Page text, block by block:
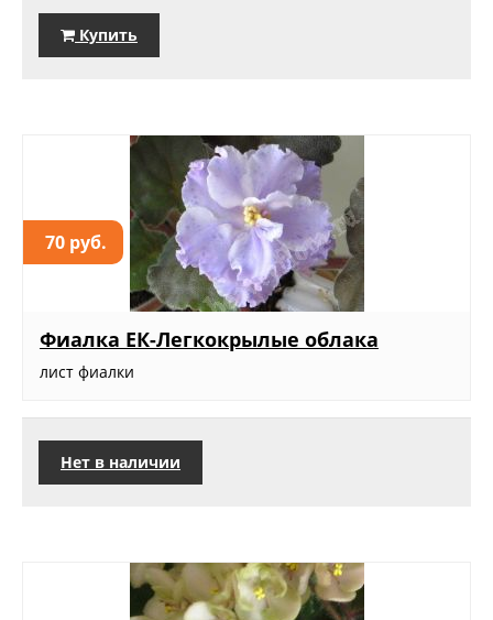
Купить
70 руб.
Фиалка ЕК-Легкокрылые облака
лист фиалки
Нет в наличии